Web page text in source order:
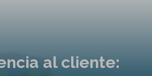
al cliente: